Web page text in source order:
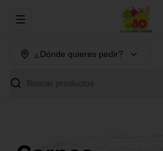
Abrir menu de navegación
¿Dónde quieres pedir?
Buscar productos